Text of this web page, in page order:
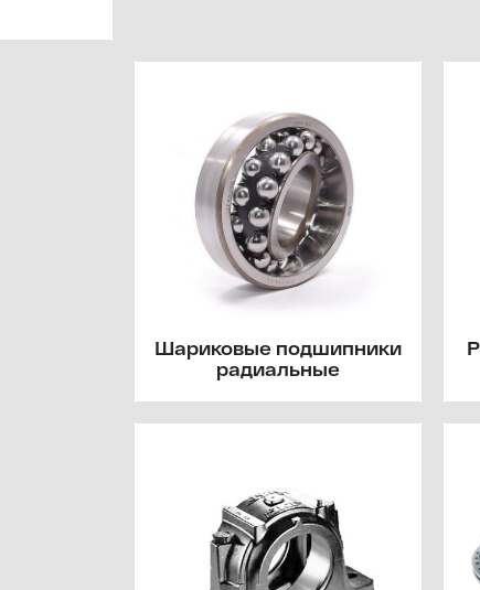
Шариковые подшипники
радиальные